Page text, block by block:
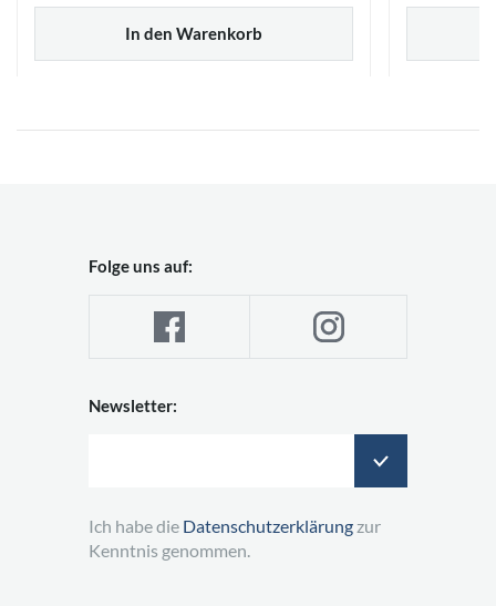
In den Warenkorb
Folge uns auf:
Newsletter:
Ich habe die Datenschutzerklärung zur
Kenntnis genommen.